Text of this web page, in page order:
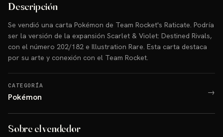
Descripción
Se vendió una carta Pokémon de Team Rocket's Raticate. Podría
ser la versión de la expansión Scarlet & Violet: Destined Rivals,
con el número 202/182 e Illustration Rare. Esta carta destaca
por su arte y conexión con el Team Rocket.
CATEGORÍA
Pokémon →
Sobre el vendedor